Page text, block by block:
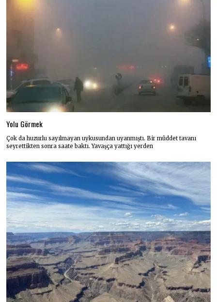
Yolu Görmek
Çok da huzurlu sayılmayan uykusundan uyanmıştı. Bir müddet tavanı
seyrettikten sonra saate baktı. Yavaşça yattığı yerden